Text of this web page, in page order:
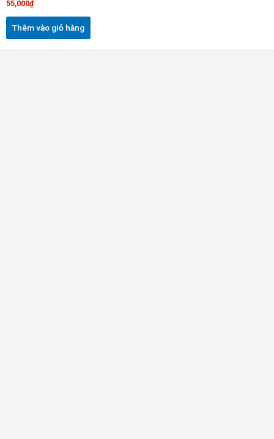
55,000₫
Thêm vào giỏ hàng